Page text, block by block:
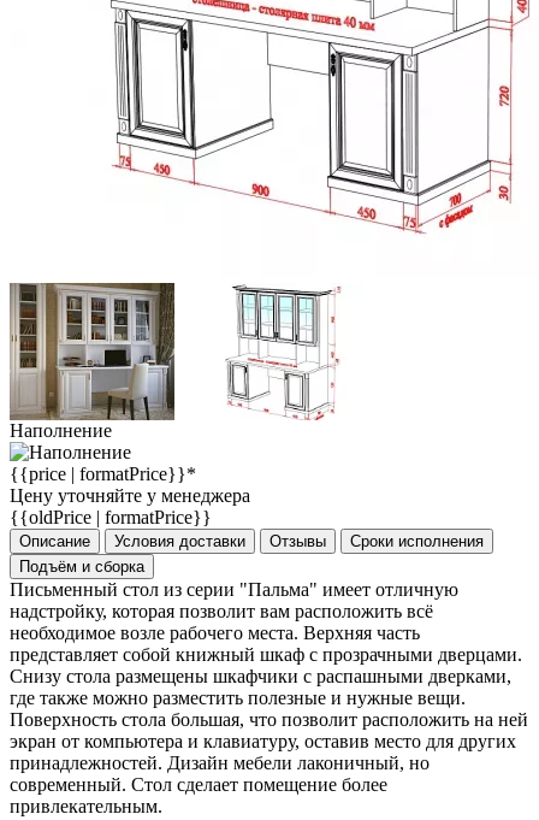
Наполнение
{{price | formatPrice}}*
Цену уточняйте у менеджера
{{oldPrice | formatPrice}}
Описание Условия доставки Отзывы
Сроки исполнения
Подъём и сборка
Письменный стол из серии "Пальма" имеет отличную
надстройку, которая позволит вам расположить всё
необходимое возле рабочего места. Верхняя часть
представляет собой книжный шкаф с прозрачными дверцами.
Снизу стола размещены шкафчики с распашными дверками,
где также можно разместить полезные и нужные вещи.
Поверхность стола большая, что позволит расположить на ней
экран от компьютера и клавиатуру, оставив место для других
принадлежностей. Дизайн мебели лаконичный, но
современный. Стол сделает помещение более
привлекательным.